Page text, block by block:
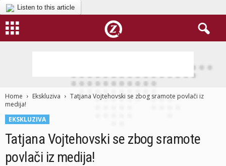
Listen to this article
Home Ekskluziva
Tatjana Vojtehovski se zbog sramote povlači iz
medija!
EKSKLUZIVA
Tatjana Vojtehovski se zbog sramote
povlači iz medija!